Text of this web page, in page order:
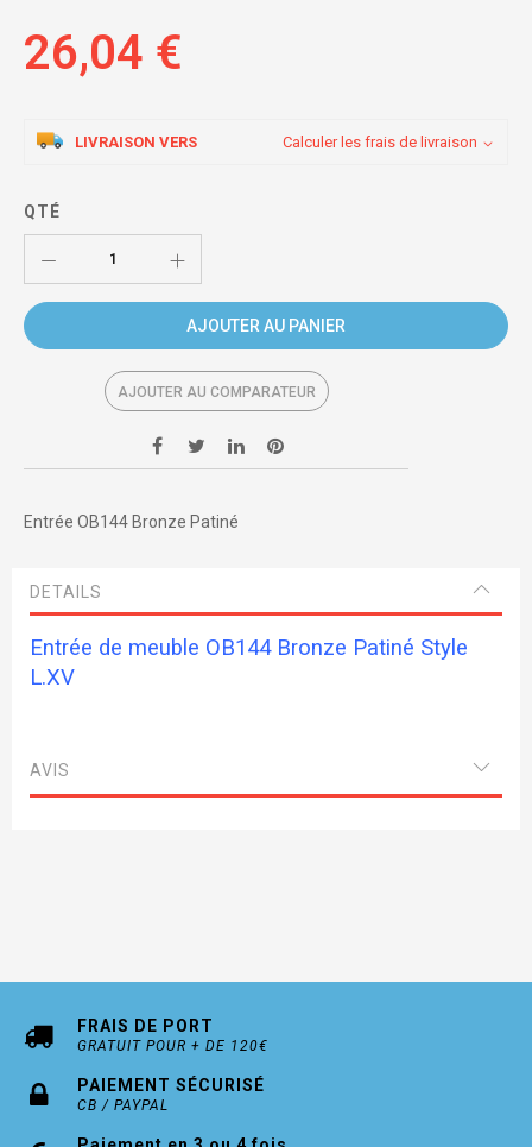
images
gallery
26,04 €
LIVRAISON VERS Calculer les frais de livraison
QTÉ
AJOUTER AU PANIER
AJOUTER AU COMPARATEUR
Entrée OB144 Bronze Patiné
DETAILS
Entrée de meuble OB144 Bronze Patiné Style
L.XV
AVIS
FRAIS DE PORT
GRATUIT POUR + DE 120€
PAIEMENT SÉCURISÉ
CB / PAYPAL